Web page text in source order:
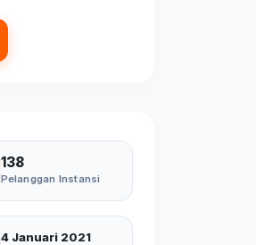
138
Pelanggan Instansi
4 Januari 2021